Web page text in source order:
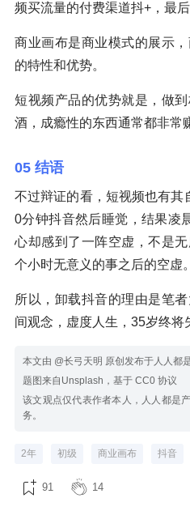
频买流量的付费渠道抖+，最
商业画布是商业模式的展示
的特性和优势。
短视频产品的优势就是，做
酒，成瘾性的东西通常都非常
05 结语
不过辩证的看，短视频也有其
0分钟抖音然后睡觉，结果凌
心却感到了一阵空虚，不是
个小时无意义的事之后的空虚。
所以，卸载抖音的理由是笔
间观念，虚度人生，35岁终
本文由 @长弓天明 原创发布于人人都
题图来自Unsplash，基于 CC0 协议
该文观点仅代表作者本人，人人都是
务。
2年 初级 商业画布 抖音
91 14